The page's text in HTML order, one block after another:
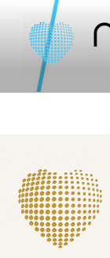
contenido
Fisioterapia en